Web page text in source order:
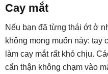
Cay mắt
Nếu bạn đã từng thái ớt ở
không mong muốn này: tay
làm cay mắt rất khó chịu.
cẩn thận không chạm vào